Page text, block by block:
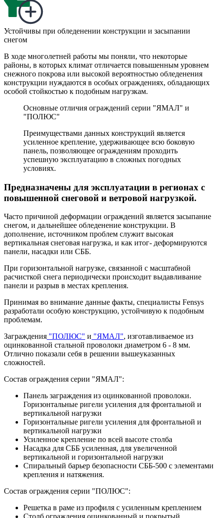
Устойчивы при обледенении конструкции и засыпании
снегом
В ходе многолетней работы мы поняли, что некоторые
районы, в которых климат отличается повышенным уровнем
снежного покрова или высокой вероятностью обледенения
конструкции нуждаются в особых ограждениях, обладающих
особой стойкостью к подобным нагрузкам.
Основные отличия ограждений серии "ЯМАЛ" и
"ПОЛЮС"
Преимуществами данных конструкций является
усиленное крепление, удерживающее всю боковую
панель, позволяющее ограждениям проходить
успешную эксплуатацию в сложных погодных
условиях.
Предназначены для эксплуатации в регионах с
повышенной снеговой и ветровой нагрузкой.
Часто причиной деформации ограждений является засыпание
снегом, и дальнейшее обледенение конструкции. В
дополнение, источником проблем служит высокая
вертикальная снеговая нагрузка, и как итог- деформируются
панели, насадки или СББ.
При горизонтальной нагрузке, связанной с масштабной
расчисткой снега периодически происходит выдавливание
панели и разрыв в местах крепления.
Принимая во внимание данные факты, специалисты Fensys
разработали особую конструкцию, устойчивую к подобным
проблемам.
Заграждения "ПОЛЮС" и "ЯМАЛ", изготавливаемое из
оцинкованной стальной проволоки диаметром 6 - 8 мм.
Отлично показали себя в решении вышеуказанных
сложностей.
Состав ограждения серии "ЯМАЛ":
Панель заграждения из оцинкованной проволоки.
Горизонтальные ригели усиления для фронтальной и
вертикальной нагрузки
Горизонтальные ригели усиления для фронтальной и
вертикальной нагрузки
Усиленное крепление по всей высоте столба
Насадка для СББ усиленная, для увеличенной
вертикальной и горизонтальной нагрузки
Спиральный барьер безопасности СББ-500 с элементами
крепления и натяжения.
Состав ограждения серии "ПОЛЮС":
Решетка в раме из профиля с усиленным креплением